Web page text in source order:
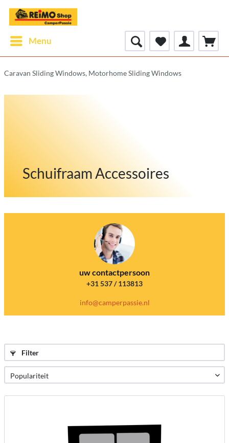
Menu
Caravan Sliding Windows, Motorhome Sliding Windows
Schuifraam Accessoires
uw contactpersoon
+31 537 / 113813
info@camperpassie.nl
Filter